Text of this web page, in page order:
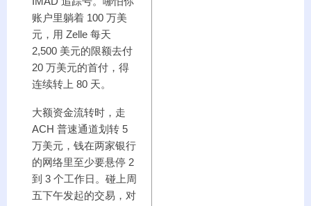
账户里躺着 100 万美
元，用 Zelle 每天
2,500 美元的限额去付
20 万美元的首付，得
连续转上 80 天。
大额资金流转时，走
ACH 普速通道划转 5
万美元，钱在两家银行
的网络里至少要悬停 2
到 3 个工作日。碰上周
五下午发起的交易，对